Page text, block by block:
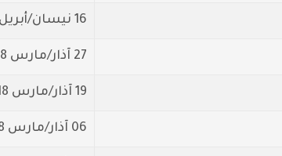
16 نيسان/أبريل 2018
27 آذار/مارس 2018
19 آذار/مارس 2018
06 آذار/مارس 2018